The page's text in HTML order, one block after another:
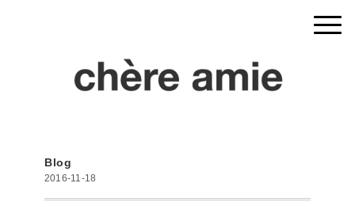
Blog
2016-11-18